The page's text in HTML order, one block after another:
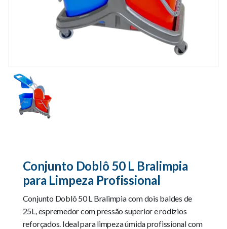
Conjunto Doblô 50 L Bralimpia
para Limpeza Profissional
Conjunto Doblô 50 L Bralimpia com dois baldes de
25L, espremedor com pressão superior e rodízios
reforçados. Ideal para limpeza úmida profissional com